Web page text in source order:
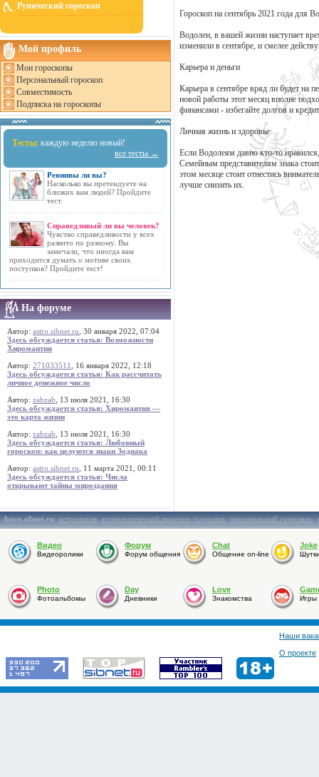
Рунический гороскоп
Мой профиль
Мои гороскопы
Персональный гороскоп
Совместимость
Подписка на гороскопы
Тесты: каждую неделю новый!
все тесты →
Ревнивы ли вы?
Насколько вы претендуете на
близких вам людей? Пройдите
тест.
Справедливый ли вы человек?
Чувство справедливости у всех
развито по разному. Вы
замечали, что иногда вам
приходится думать о мотиве своих
поступков? Пройдите тест!
На форуме
Автор: astro.sibnet.ru , 30 января 2022, 07:04
Здесь обсуждается статья: Возможности
Хиромантии
Автор: 271033511
, 16 января 2022, 12:18
Здесь обсуждается статья: Как рассчитать
личное денежное число
Автор: zabzab , 13 июля 2021, 16:30
Здесь обсуждается статья: Хиромантия —
это карта жизни
Автор: zabzab , 13 июля 2021, 16:30
Здесь обсуждается статья: Любовный
гороскоп: как целуются знаки Зодиака
Автор: astro.sibnet.ru , 11 марта 2021, 00:11
Здесь обсуждается статья: Числа
открывают тайны мироздания
Гороскоп на сентябрь 2021 года для
Водолеи, в вашей жизни наступает
изменили в сентябре, и смелее
Карьера и деньги
Карьера в сентябре вряд ли будет на
новой работы этот месяц вполне
финансами - избегайте долгов и
Личная жизнь и здоровье
Если Водолеям давно кто-то
Семейным представителям знака
этом месяце стоит отнестись
лучше снизить их.
Astro.sibnet.ru:астрология,астрологический прогноз,гороскоп,персональный гороскоп,
Видео
Видеоролики
Форум
Форум общения
Chat
Общение on-line
Joke
Photo
Фотоальбомы
Day
Дневники
Love
Знакомства Игры
Наши
О проекте